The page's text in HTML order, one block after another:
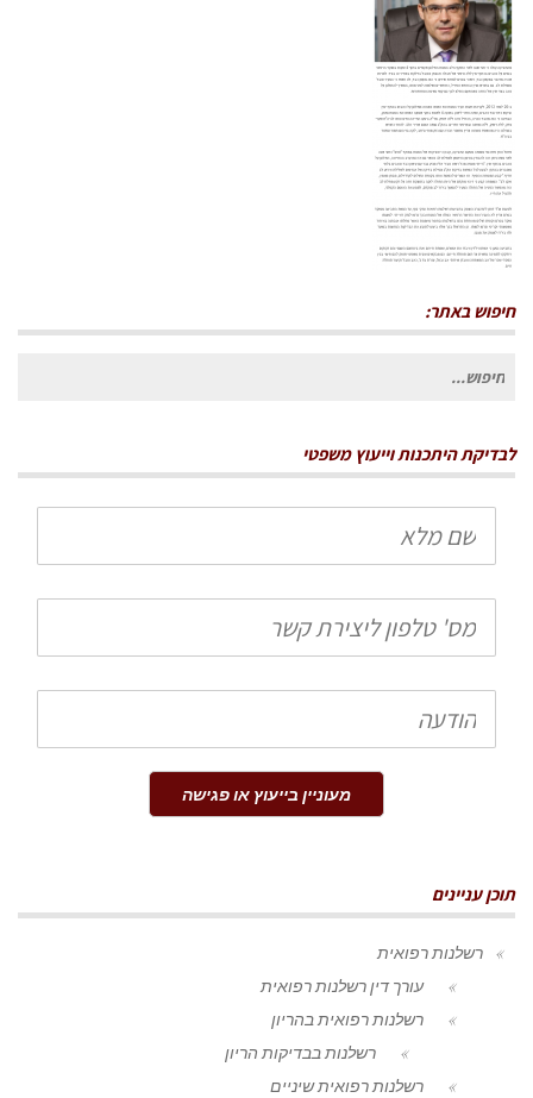
חיפוש באתר:
חיפוש
לבדיקת היתכנות וייעוץ משפטי
שם
מלא
טלפון
הודעה
מעוניין בייעוץ או פגישה
תוכן עניינים
רשלנות רפואית
עורך דין רשלנות רפואית
רשלנות רפואית בהריון
רשלנות בבדיקות הריון
רשלנות רפואית שיניים